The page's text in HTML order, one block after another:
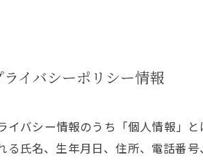
ライバシーポリシー情報
イバシー情報のうち「個人情報」
る氏名、生年月日、住所、電話番